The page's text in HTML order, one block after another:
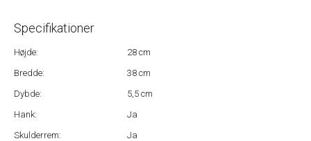
Specifikationer
Højde:
28 cm
Bredde:
38 cm
Dybde:
5,5 cm
Hank:
Ja
Skulderrem:
Ja